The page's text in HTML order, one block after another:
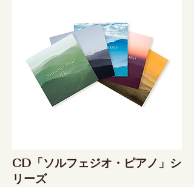
CD「ソルフェジオ・ピアノ」シ
リーズ